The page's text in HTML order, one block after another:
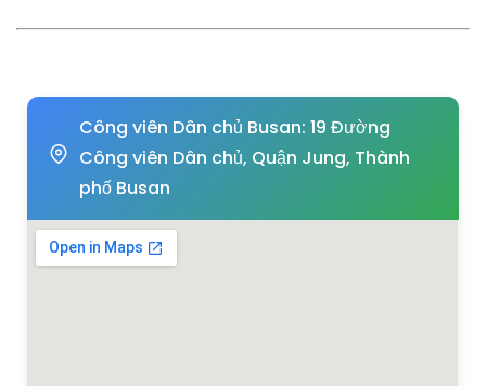
Công viên Dân chủ Busan: 19 Đường
Công viên Dân chủ, Quận Jung, Thành
phố Busan